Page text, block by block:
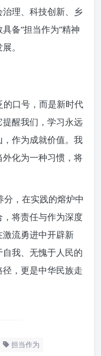
理、科技创新、乡
备“担当作为”精神
。
的口号，而是新时代
醒我们，学习永远
作为成就价值。我
化为一种习惯，将
，在实践的熔炉中
将责任与作为深度
流勇进中开辟新
我、无愧于人民的
，更是中华民族走
担当作为